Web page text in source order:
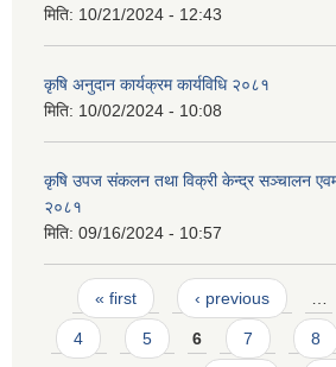
मिति: 10/21/2024 - 12:43
कृषि अनुदान कार्यक्रम कार्यविधि २०८१
मिति: 10/02/2024 - 10:08
कृषि उपज संकलन तथा विक्री केन्द्र सञ्चालन एवम्
२०८१
मिति: 09/16/2024 - 10:57
Pages
« first ‹ previous
4 5 6 7 8